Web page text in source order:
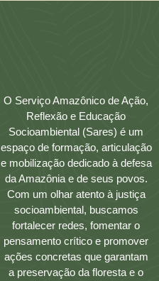
O Serviço Amazônico de Ação,
Reflexão e Educação
Socioambiental (Sares) é um
espaço de formação, articulação
e mobilização dedicado à defesa
da Amazônia e de seus povos.
Com um olhar atento à justiça
socioambiental, buscamos
fortalecer redes, fomentar o
pensamento crítico e promover
ações concretas que garantam
a preservação da floresta e o